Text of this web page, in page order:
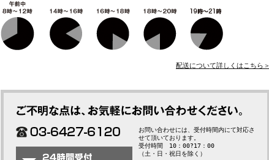
配送について詳しくはこちら＞
お問い合わせには、受付時間内にて対応さ
せて頂いております。
受付時間 10：00?17：00
（土・日・祝日を除く）